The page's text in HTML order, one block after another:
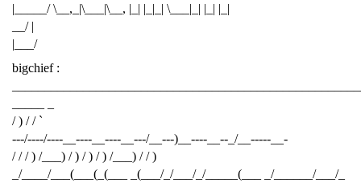
|_____/ \__,_|\___|\__, |_| |_|_| \___|_| |_| |_|
__/ |
|___/
bigchief :
/ ) / / `
---/----/----__----__----__---/__---)__----__--_/__-----__-
/ / / ) /___) / ) / ) / ) /___) / / )
_/____/___(___(_(___ _(___/_/___/_/_____(___ _/______/___/_